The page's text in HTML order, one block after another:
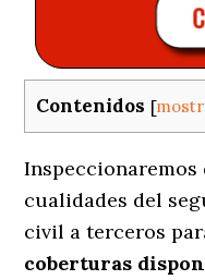
Contenidos [
cualidades del
civil a terceros
coberturas